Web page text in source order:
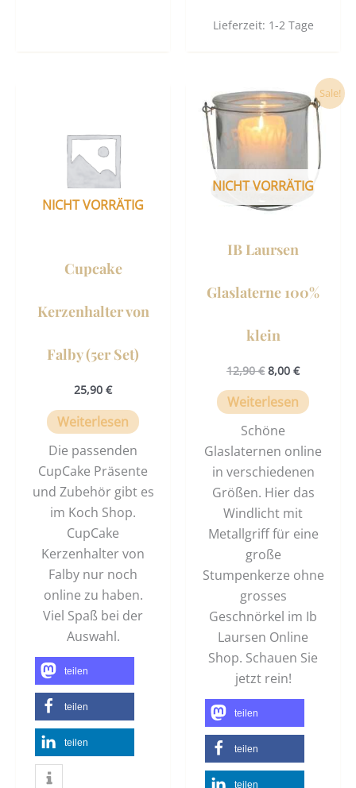
Lieferzeit: 1-2 Tage
NICHT VORRÄTIG
Cupcake
Kerzenhalter von
Falby (5er Set)
25,90 €
Weiterlesen
Die passenden
CupCake Präsente
und Zubehör gibt es
im Koch Shop.
CupCake
Kerzenhalter von
Falby nur noch
online zu haben.
Viel Spaß bei der
Auswahl.
teilen
teilen
teilen
Sale!
NICHT VORRÄTIG
IB Laursen
Glaslaterne 100%
klein
12,90€
Ursprünglicher
Preis
war:
12,90 €
8,00 €
Aktueller
Preis
ist:
8,00 €.
Weiterlesen
Schöne
Glaslaternen online
in verschiedenen
Größen. Hier das
Windlicht mit
Metallgriff für eine
große
Stumpenkerze ohne
grosses
Geschnörkel im Ib
Laursen Online
Shop. Schauen Sie
jetzt rein!
teilen
teilen
teilen